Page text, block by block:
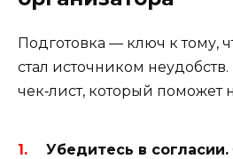
Подготовка — ключ к тому,
стал источником
чек‑лист, который поможет
Убедитесь в согласии.